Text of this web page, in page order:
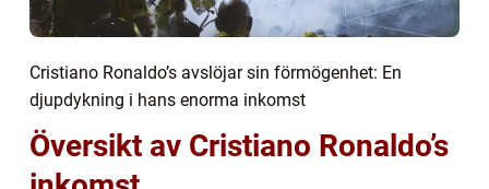
Cristiano Ronaldo’s avslöjar sin förmögenhet: En
djupdykning i hans enorma inkomst
Översikt av Cristiano Ronaldo’s